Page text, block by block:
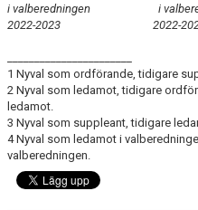
i valberedningen i
2022-2023 2022-
1 Nyval som ordförande, tidigare
2 Nyval som ledamot, tidigare
ledamot.
3 Nyval som suppleant, tidigare
4 Nyval som ledamot i
valberedningen.